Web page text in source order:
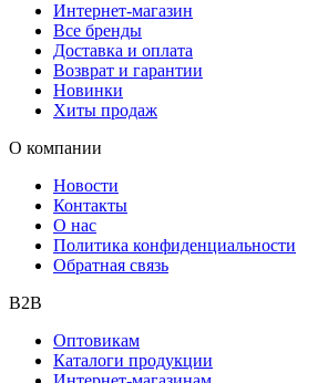
Интернет-магазин
Все бренды
Доставка и оплата
Возврат и гарантии
Новинки
Хиты продаж
О компании
Новости
Контакты
О нас
Политика конфиденциальности
Обратная связь
B2B
Оптовикам
Каталоги продукции